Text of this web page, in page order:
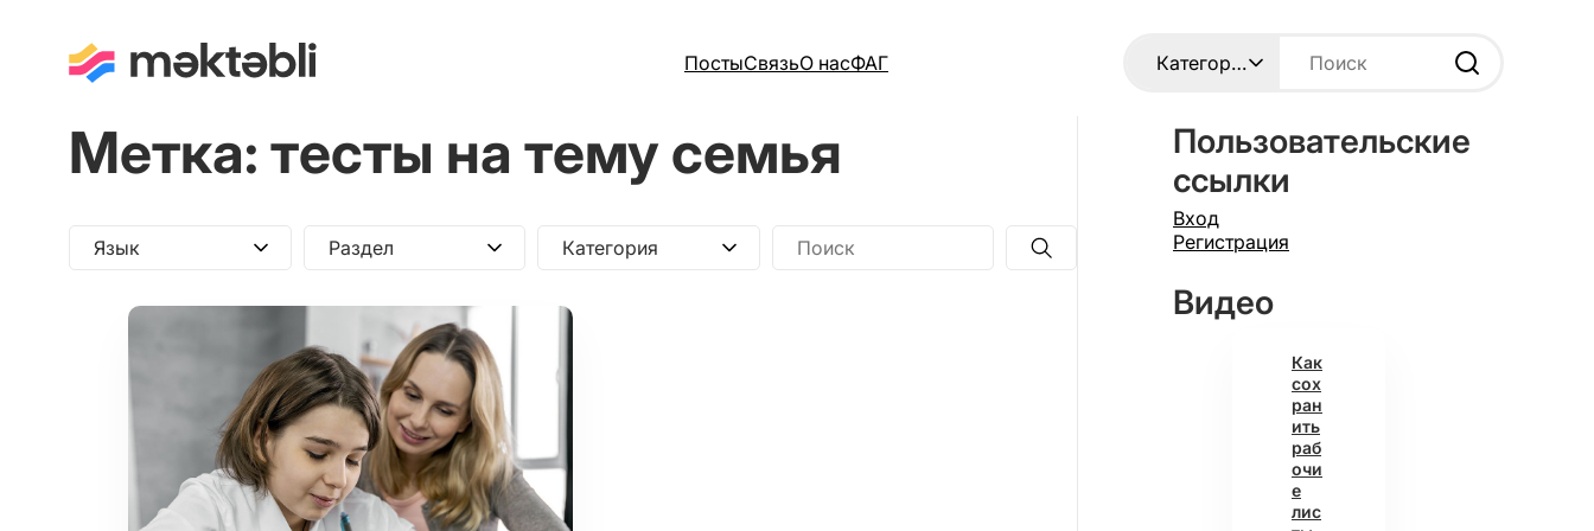
ПостыСвязьО насФАГ
Метка: тесты на тему семья
Пользовательские
ссылки
Вход
Регистрация
Видео
Как
сох
ран
ить
раб
очи
е
лис